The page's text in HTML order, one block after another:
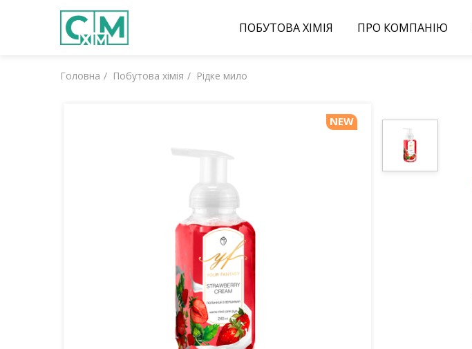
ПОБУТОВА ХІМІЯ ПРО КОМПАНІЮ
Головна Побутова хімія Рідке мило
NEW